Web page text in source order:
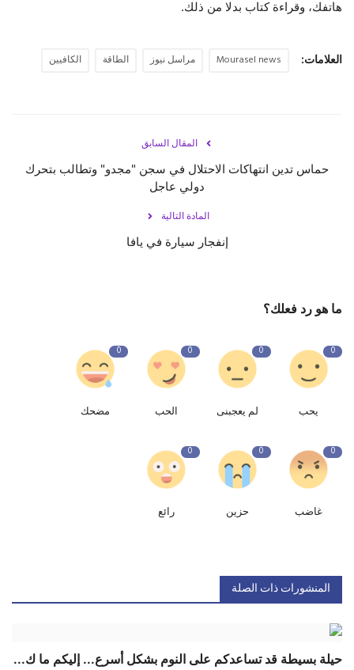
هاتفك، وقراءة كتاب بدلا من ذلك.
العلامات: Mourasel news مراسل نيوز الطاقة الكافيين
المقال السابق
حماس تدين انتهاكات الاحتلال في سجن "مجدو" وتطالب بتحرك
دولي عاجل
المادة التالية
إنفجار سيارة في يافا
ما هو رد فعلك؟
0
يحب
0
لم يعجبنى
0
الحب
0
مضحك
0
غاضب
0
حزين
0
رائع
المنشورات ذات الصلة
حيلة بسيطة قد تساعدكم على النوم بشكل أسرع... إليكم ما ك...